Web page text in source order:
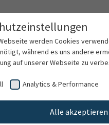
werden Cookies
während es uns andere
auf unserer Webseite zu
Analytics & Performance
Alle akzeptieren